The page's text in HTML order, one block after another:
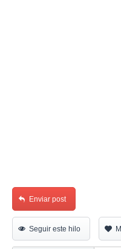
Enviar post
Seguir este hilo